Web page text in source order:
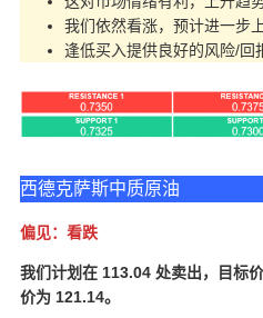
我们依然看涨，预计进一步
逢低买入提供良好的风险/回
西德克萨斯中质原油
偏见：看跌
我们计划在 113.04 处卖出，目标
价为 121.14。